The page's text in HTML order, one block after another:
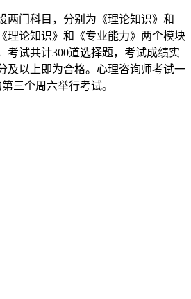
两门科目，分别为《理论知识》和
理论知识》和《专业能力》两个模块
考试共计300道选择题，考试成绩实
及以上即为合格。心理咨询师考试一
三个周六举行考试。